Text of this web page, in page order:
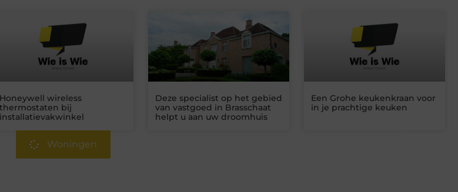
Honeywell wireless
thermostaten bij
installatievakwinkel
Deze specialist op het gebied
van vastgoed in Brasschaat
helpt u aan uw droomhuis
Een Grohe keukenkraan voor
in je prachtige keuken
Woningen